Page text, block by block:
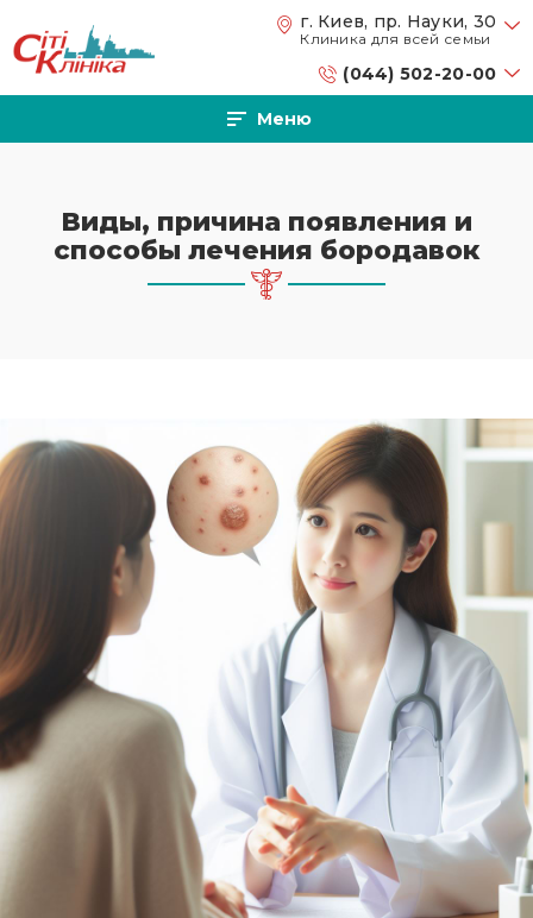
Перейти к основному содержанию г. Киев, пр. Науки, 30
Клиника для всей семьи
(044) 502-20-00
Меню
Виды, причина появления и
способы лечения бородавок